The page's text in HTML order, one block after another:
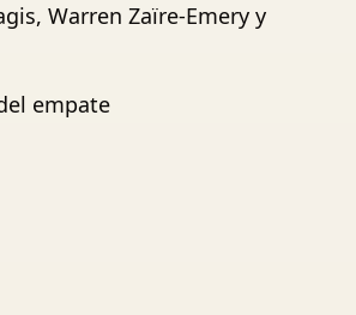
Warren Zaïre-Emery y
empate